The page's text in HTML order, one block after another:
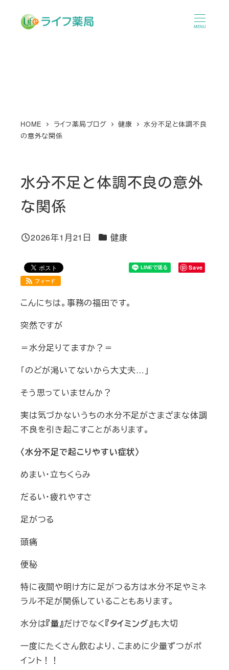
MENU
HOME ライフ薬局ブログ 健康
水分不足と体調不良
の意外な関係
水分不足と体調不良の意外
な関係
投稿日
2026年1月21日 カテゴリー
健康
Save
フィード
こんにちは。事務の福田です。
突然ですが
＝水分足りてますか？＝
「のどが渇いてないから大丈夫…」
そう思っていませんか？
実は気づかないうちの水分不足がさまざまな体調
不良を引き起こすことがあります。
〈水分不足で起こりやすい症状〉
めまい・立ちくらみ
だるい・疲れやすさ
足がつる
頭痛
便秘
特に夜間や明け方に足がつる方は水分不足やミネ
ラル不足が関係していることもあります。
水分は『量』だけでなく『タイミング』も大切
一度にたくさん飲むより、こまめに少量ずつがポ
イント！！